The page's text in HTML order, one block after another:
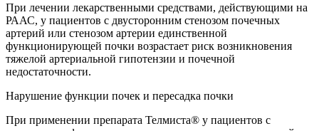
При лечении лекарственными средствами, действующими на
РААС, у пациентов с двусторонним стенозом почечных
артерий или стенозом артерии единственной
функционирующей почки возрастает риск возникновения
тяжелой артериальной гипотензии и почечной
недостаточности.
Нарушение функции почек и пересадка почки
При применении препарата Телмиста® у пациентов с